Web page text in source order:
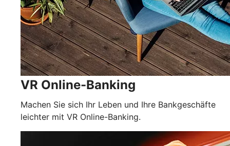
VR Online-Banking
Machen Sie sich Ihr Leben und Ihre Bankgeschäfte
leichter mit VR Online-Banking.